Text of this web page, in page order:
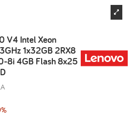
V4 Intel Xeon
1x32GB 2RX8
8i 4GB Flash 8x25